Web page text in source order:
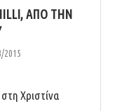
ΑΠΌ ΤΗΝ
2015
Χριστίνα